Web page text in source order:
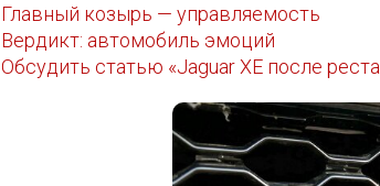
Главный козырь — управляемость
Вердикт: автомобиль эмоций
Обсудить статью «Jaguar XE после